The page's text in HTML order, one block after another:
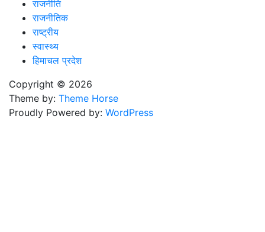
राजनीति
राजनीतिक
राष्ट्रीय
स्वास्थ्य
हिमाचल प्रदेश
Copyright © 2026
Theme by: Theme Horse
Proudly Powered by: WordPress